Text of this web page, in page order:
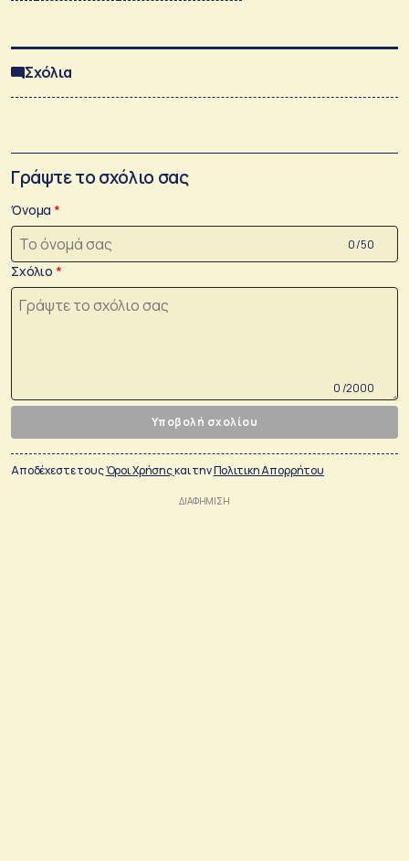
Σχόλια
Γράψτε το σχόλιο σας
Όνομα
0 /50
Σχόλιο
0 /2000
Υποβολή σχολίου
Αποδέχεστε τουςΌροι Χρήσηςκαι τηνΠολιτικη Απορρήτου